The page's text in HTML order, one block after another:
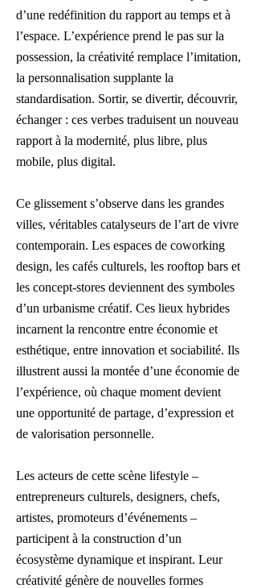
d’une redéfinition du rapport au temps et à
l’espace. L’expérience prend le pas sur la
possession, la créativité remplace l’imitation,
la personnalisation supplante la
standardisation. Sortir, se divertir, découvrir,
échanger : ces verbes traduisent un nouveau
rapport à la modernité, plus libre, plus
mobile, plus digital.
Ce glissement s’observe dans les grandes
villes, véritables catalyseurs de l’art de vivre
contemporain. Les espaces de coworking
design, les cafés culturels, les rooftop bars et
les concept-stores deviennent des symboles
d’un urbanisme créatif. Ces lieux hybrides
incarnent la rencontre entre économie et
esthétique, entre innovation et sociabilité. Ils
illustrent aussi la montée d’une économie de
l’expérience, où chaque moment devient
une opportunité de partage, d’expression et
de valorisation personnelle.
Les acteurs de cette scène lifestyle –
entrepreneurs culturels, designers, chefs,
artistes, promoteurs d’événements –
participent à la construction d’un
écosystème dynamique et inspirant. Leur
créativité génère de nouvelles formes